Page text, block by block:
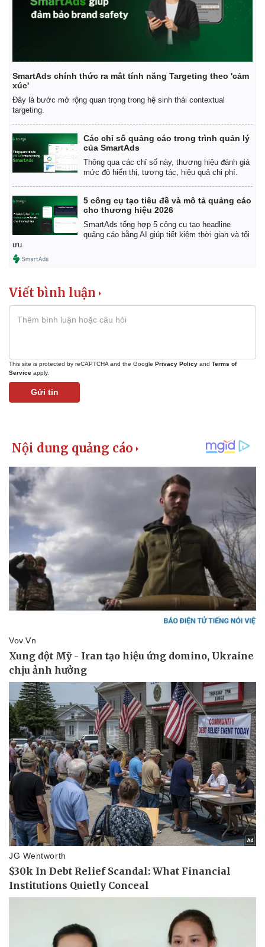
Bất động sản
Khởi nghiệp
Giá vàng
Tiêu dùng
Tỷ giá
Giá cà phê
Pháp luật
Vụ án
Tin nóng
Tư vấn luật
Quân sự - Quốc phòng
Vũ khí
Việt Nam
Phân tích
SmartAds chính thức ra mắt tính năng Targeting theo 'cảm
xúc'
Đây là bước mở rộng quan trọng trong hệ sinh thái contextual
targeting.
Các chỉ số quảng cáo trong trình quản lý
của SmartAds
Thông qua các chỉ số này, thương hiệu đánh giá
mức độ hiển thị, tương tác, hiệu quả chi phí.
5 công cụ tạo tiêu đề và mô tả quảng cáo
cho thương hiệu 2026
SmartAds tổng hợp 5 công cụ tạo headline
quảng cáo bằng AI giúp tiết kiệm thời gian và tối
ưu.
Viết bình luận
This site is protected by reCAPTCHA and the Google Privacy Policy and Terms of
Service apply.
Gửi tin